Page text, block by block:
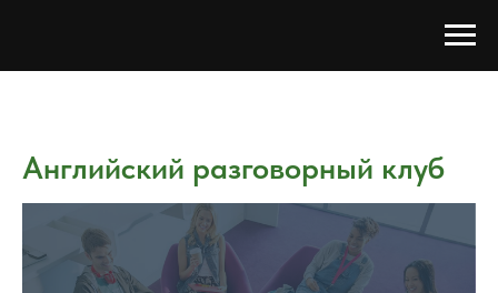
Английский разговорный клуб